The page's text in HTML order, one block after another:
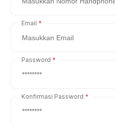
Email
Password
Konfirmasi Password